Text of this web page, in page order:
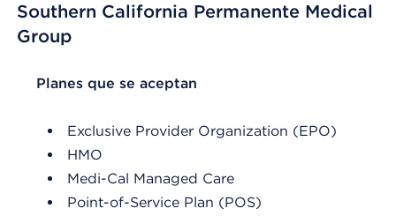
Southern California Permanente Medical
Group
List Header Planes que se aceptan
Planes que se aceptan
Exclusive Provider Organization (EPO)
HMO
Medi-Cal Managed Care
Point-of-Service Plan (POS)